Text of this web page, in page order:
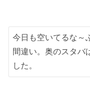
今日も空いてるな～
間違い。奥のスタバ
した。